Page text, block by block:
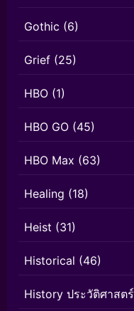
Gothic (6)
Grief (25)
HBO (1)
HBO GO (45)
HBO Max (63)
Healing (18)
Heist (31)
Historical (46)
History ประวัติศาสตร์